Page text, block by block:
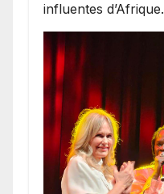
influentes d’Afrique.